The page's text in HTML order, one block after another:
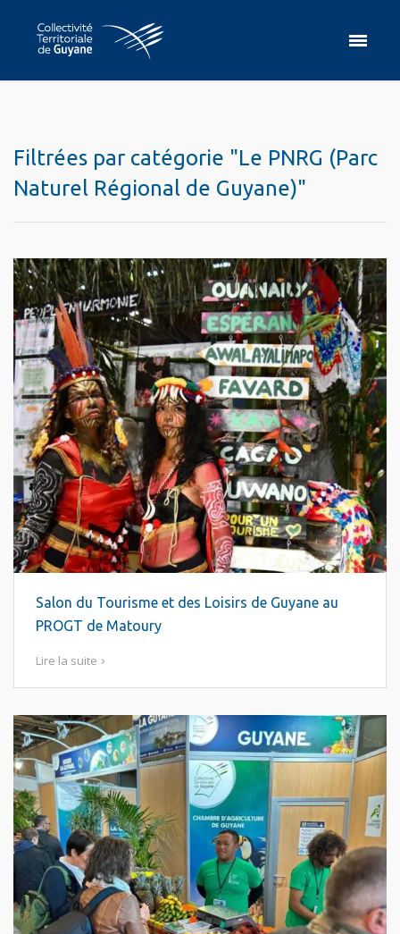
Filtrées par catégorie "Le PNRG (Parc
Naturel Régional de Guyane)"
Salon du Tourisme et des Loisirs de Guyane au
PROGT de Matoury
Lire la suite